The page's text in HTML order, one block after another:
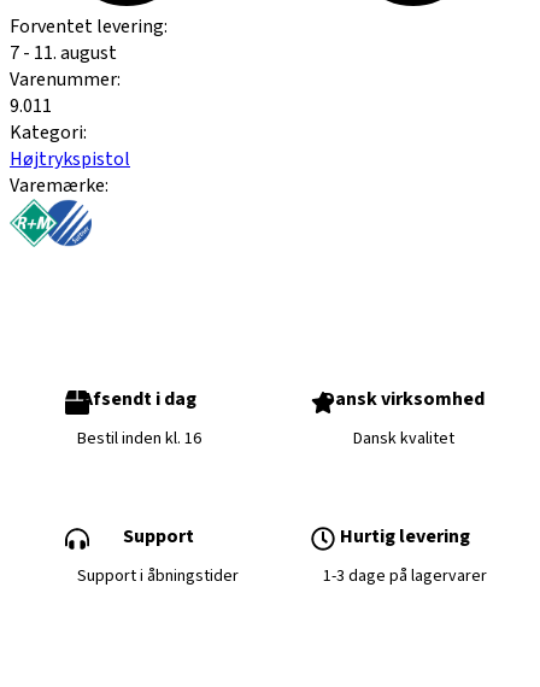
Forventet levering:
7 - 11. august
Varenummer:
9.011
Kategori:
Højtrykspistol
Varemærke:
Afsendt i dag
Bestil inden kl. 16
Dansk virksomhed
Dansk kvalitet
Support
Support i åbningstider
Hurtig levering
1-3 dage på lagervarer